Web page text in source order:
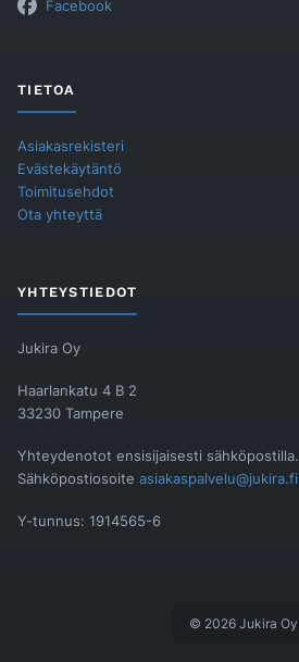
Facebook
TIETOA
Asiakasrekisteri
Evästekäytäntö
Toimitusehdot
Ota yhteyttä
YHTEYSTIEDOT
Jukira Oy
Haarlankatu 4 B 2
33230 Tampere
Yhteydenotot ensisijaisesti sähköpostilla.
Sähköpostiosoite asiakaspalvelu@jukira.fi
Y-tunnus: 1914565-6
© 2026 Jukira Oy